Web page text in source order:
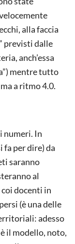
alla faccia
previsti dalle
anch’essa
mentre tutto
a ritmo 4.0.
numeri. In
fa per dire) da
saranno
al
docenti in
(è una delle
adesso
è il modello, noto,